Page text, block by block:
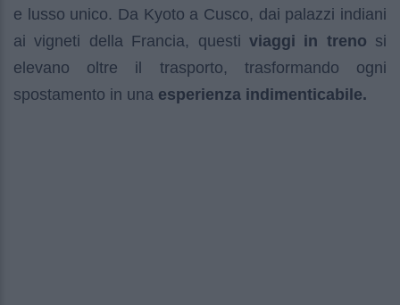
e lusso unico. Da Kyoto a Cusco, dai palazzi indiani
ai vigneti della Francia, questi viaggi in treno si
elevano oltre il trasporto, trasformando ogni
spostamento in una esperienza indimenticabile.